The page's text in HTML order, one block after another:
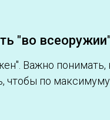
"во
Важно
чтобы по